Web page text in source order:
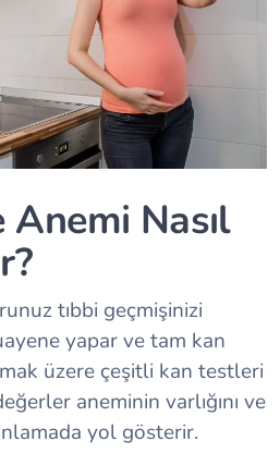
Nasıl
tıbbi geçmişinizi
yapar ve tam kan
üzere çeşitli kan testleri
aneminin varlığını ve
yol gösterir.